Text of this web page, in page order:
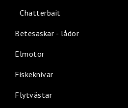
Chatterbait
Betesaskar - lådor
Elmotor
Fiskeknivar
Flytvästar